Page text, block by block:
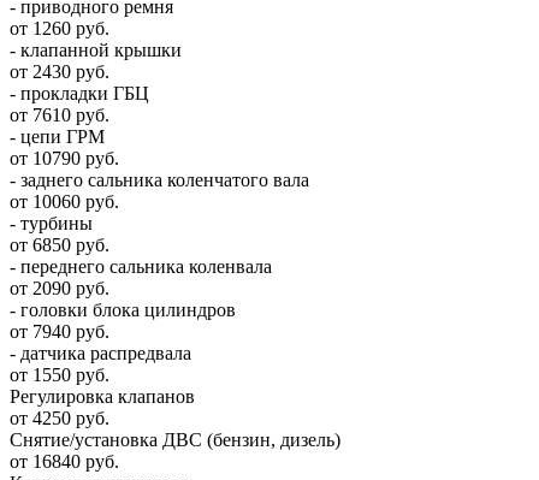
- приводного ремня
от 1260 руб.
- клапанной крышки
от 2430 руб.
- прокладки ГБЦ
от 7610 руб.
- цепи ГРМ
от 10790 руб.
- заднего сальника коленчатого вала
от 10060 руб.
- турбины
от 6850 руб.
- переднего сальника коленвала
от 2090 руб.
- головки блока цилиндров
от 7940 руб.
- датчика распредвала
от 1550 руб.
Регулировка клапанов
от 4250 руб.
Снятие/установка ДВС (бензин, дизель)
от 16840 руб.